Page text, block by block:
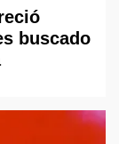
buscado